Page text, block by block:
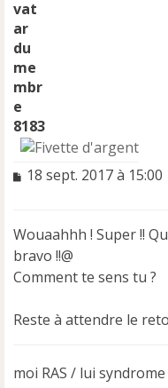
8183
M
s
a
g
e
n
18 sept. 2017 à 15:00
Wouaahhh ! Super !!
bravo !!@
Comment te sens tu ?
Reste à attendre le
moi RAS / lui